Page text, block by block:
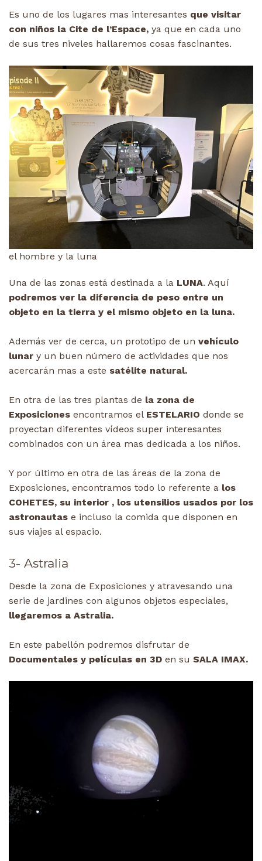
Es uno de los lugares mas interesantes que visitar
con niños la Cite de l’Espace, ya que en cada uno
de sus tres niveles hallaremos cosas fascinantes.
el hombre y la luna
Una de las zonas está destinada a la LUNA. Aquí
podremos ver la diferencia de peso entre un
objeto en la tierra y el mismo objeto en la luna.
Además ver de cerca, un prototipo de un vehículo
lunar y un buen número de actividades que nos
acercarán mas a este satélite natural.
En otra de las tres plantas de la zona de
Exposiciones encontramos el ESTELARIO donde se
proyectan diferentes vídeos super interesantes
combinados con un área mas dedicada a los niños.
Y por último en otra de las áreas de la zona de
Exposiciones, encontramos todo lo referente a los
COHETES, su interior , los utensilios usados por los
astronautas e incluso la comida que disponen en
sus viajes al espacio.
3- Astralia
Desde la zona de Exposiciones y atravesando una
serie de jardines con algunos objetos especiales,
llegaremos a Astralia.
En este pabellón podremos disfrutar de
Documentales y películas en 3D en su SALA IMAX.